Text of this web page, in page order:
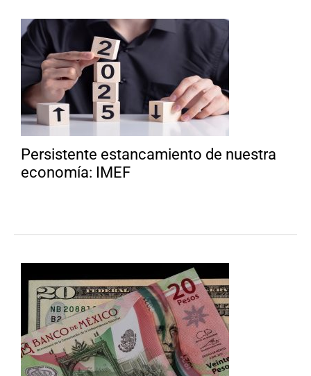
Persistente estancamiento de nuestra
economía: IMEF